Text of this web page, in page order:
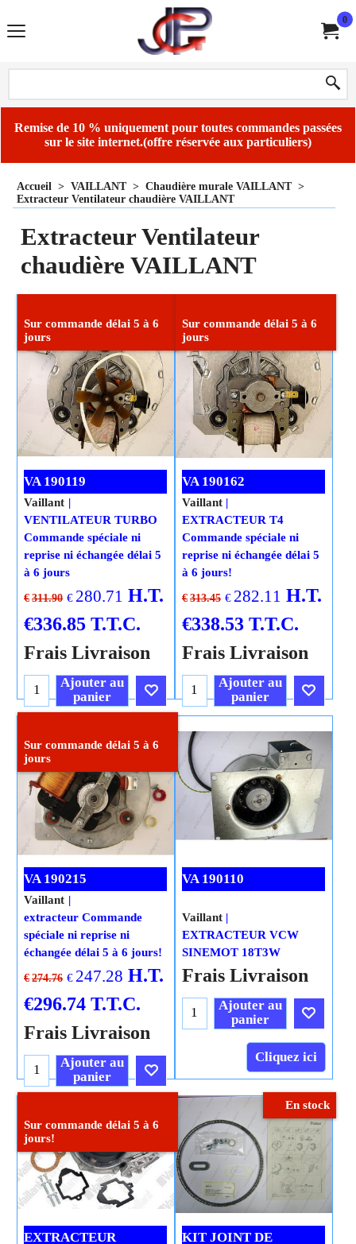
0
Remise de 10 % uniquement pour toutes commandes passées
sur le site internet.(offre réservée aux particuliers)
Accueil > VAILLANT> Chaudière murale VAILLANT>
Extracteur Ventilateur chaudière VAILLANT
Extracteur Ventilateur
chaudière VAILLANT
Sur commande délai 5 à 6
jours
VA 190119
€ 311.90 € 280.71 H.T.
€336.85 T.T.C.
Frais Livraison
Vaillant
VENTILATEUR TURBO
Commande spéciale ni
reprise ni échangée délai 5
à 6 jours
Ajouter au
panier
Sur commande délai 5 à 6
jours
VA 190162
€ 313.45 € 282.11 H.T.
€338.53 T.T.C.
Frais Livraison
Vaillant
EXTRACTEUR T4
Commande spéciale ni
reprise ni échangée délai 5
à 6 jours!
Ajouter au
panier
Cliquez ici
Sur commande délai 5 à 6
jours
VA 190215
€ 274.76 € 247.28 H.T.
€296.74 T.T.C.
Frais Livraison
Vaillant
extracteur Commande
spéciale ni reprise ni
échangée délai 5 à 6 jours!
Ajouter au
panier
VA 190110
Frais Livraison
Vaillant
EXTRACTEUR VCW
SINEMOT 18T3W
Ajouter au
panier
Cliquez ici
Sur commande délai 5 à 6
jours!
EXTRACTEUR
En stock
KIT JOINT DE